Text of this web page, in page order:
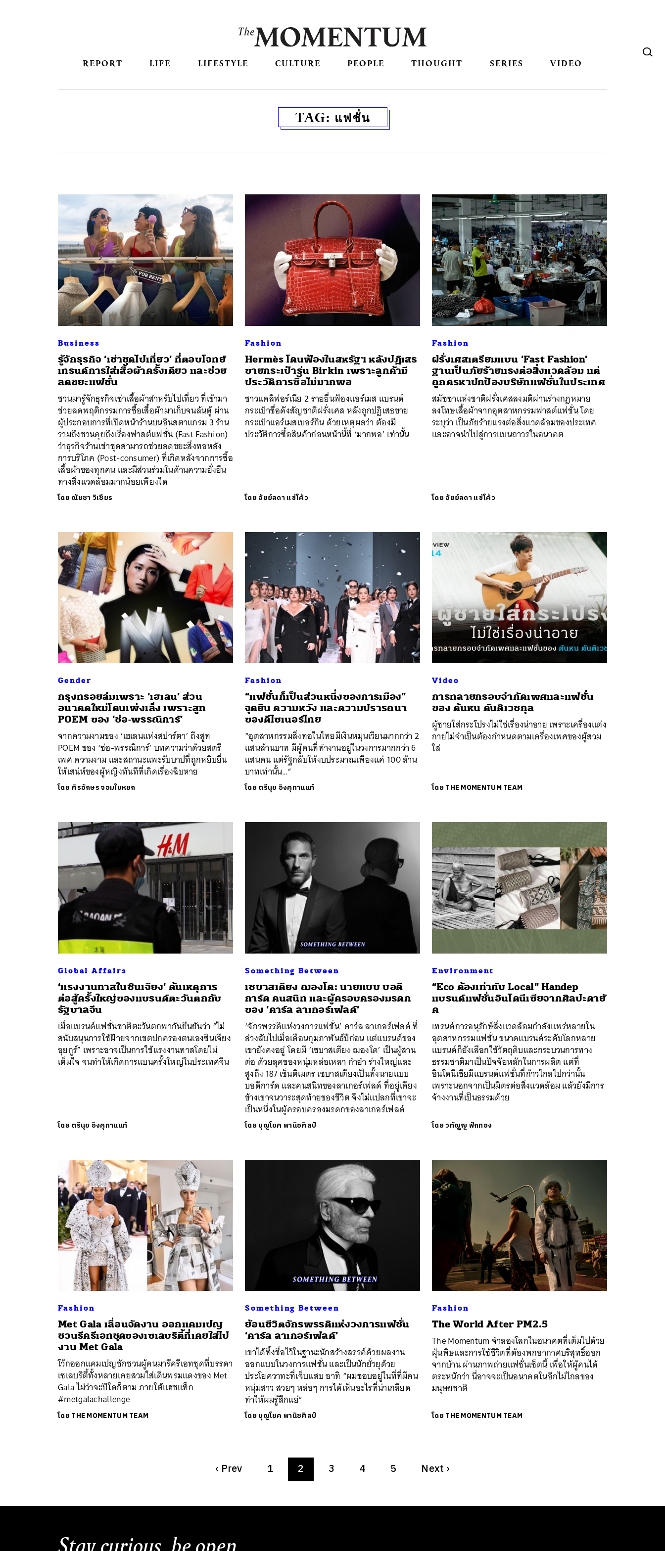
REPORT LIFE LIFESTYLE CULTURE PEOPLE THOUGHT SERIES VIDEO
TAG: แฟชั่น
Business
รู้จักธุรกิจ ‘เช่าชุดไปเที่ยว’ ที่ตอบโจทย์
เทรนด์การใส่เสื้อผ้าครั้งเดียว และช่วย
ลดขยะแฟชั่น
ชวนมารู้จักธุรกิจเช่าเสื้อผ้าสำหรับไปเที่ยว ที่เข้ามา
ช่วยลดพฤติกรรมการซื้อเสื้อผ้ามาเก็บจนล้นตู้ ผ่าน
ผู้ประกอบการที่เปิดหน้าร้านบนอินสตาแกรม 3 ร้าน
รวมถึงชวนคุยถึงเรื่องฟาสต์แฟชั่น (Fast Fashion)
ว่าธุรกิจร้านเช่าชุดสามารถช่วยลดขยะสิ่งทอหลัง
การบริโภค (Post-consumer) ที่เกิดหลังจากการซื้อ
เสื้อผ้าของทุกคน และมีส่วนร่วมในด้านความยั่งยืน
ทางสิ่งแวดล้อมมากน้อยเพียงใด
โดย ณัชชา วิเชียร
Fashion
Hermès โดนฟ้องในสหรัฐฯ หลังปฏิเสธ
ขายกระเป๋ารุ่น Birkin เพราะลูกค้ามี
ประวัติการซื้อไม่มากพอ
ชาวแคลิฟอร์เนีย 2 รายยื่นฟ้องแอร์เมส แบรนด์
กระเป๋าชื่อดังสัญชาติฝรั่งเศส หลังถูกปฏิเสธขาย
กระเป๋าแอร์เมสเบอร์กิน ด้วยเหตุผลว่า ต้องมี
ประวัติการซื้อสินค้าก่อนหน้านี้ที่ ‘มากพอ’ เท่านั้น
โดย อัยย์ลดา แซ่โค้ว
Fashion
ฝรั่งเศสเตรียมแบน ‘Fast Fashion’
ฐานเป็นภัยร้ายแรงต่อสิ่งแวดล้อม แต่
ถูกครหาปกป้องบริษัทแฟชั่นในประเทศ
สมัชชาแห่งชาติฝรั่งเศสลงมติผ่านร่างกฎหมาย
ลงโทษเสื้อผ้าจากอุตสาหกรรมฟาสต์แฟชั่น โดย
ระบุว่า เป็นภัยร้ายแรงต่อสิ่งแวดล้อมของประเทศ
และอาจนำไปสู่การแบนถาวรในอนาคต
โดย อัยย์ลดา แซ่โค้ว
Gender
กรุงทรอยล่มเพราะ ‘เฮเลน’ ส่วน
อนาคตใหม่โดนเพ่งเล็ง เพราะสูท
POEM ของ ‘ช่อ-พรรณิการ์’
จากความงามของ ‘เฮเลนแห่งสปาร์ตา’ ถึงสูท
POEM ของ ‘ช่อ-พรรณิการ์’ บทความว่าด้วยสตรี
เพศ ความงาม และสถานะแพะรับบาปที่ถูกหยิบยื่น
ให้เสน่ห์ของผู้หญิงทันทีที่เกิดเรื่องฉิบหาย
โดย ศิรอักษร จอมใบหยก
Fashion
“แฟชั่นก็เป็นส่วนหนึ่งของการเมือง”
จุดยืน ความหวัง และความปรารถนา
ของดีไซเนอร์ไทย
“อุตสาหกรรมสิ่งทอในไทยมีเงินหมุนเวียนมากกว่า 2
แสนล้านบาท มีผู้คนที่ทำงานอยู่ในวงการมากกว่า 6
แสนคน แต่รัฐกลับให้งบประมาณเพียงแค่ 100 ล้าน
บาทเท่านั้น…”
โดย ตรีนุช อิงคุทานนท์
Video
การทลายกรอบจำกัดเพศและแฟชั่น
ของ ต้นหน ตันติเวชกุล
ผู้ชายใส่กระโปรงไม่ใช่เรื่องน่าอาย เพราะเครื่องแต่ง
กายไม่จำเป็นต้องกำหนดตามเครื่องเพศของผู้สวม
ใส่
โดย THE MOMENTUM TEAM
Global Affairs
‘แรงงานทาสในซินเจียง’ ต้นเหตุการ
ต่อสู้ครั้งใหญ่ของแบรนด์ตะวันตกกับ
รัฐบาลจีน
เมื่อแบรนด์แฟชั่นชาติตะวันตกพากันยืนยันว่า “ไม่
สนับสนุนการใช้ฝ้ายจากเขตปกครองตนเองซินเจียง
อุยกูร์” เพราะอาจเป็นการใช้แรงงานทาสโดยไม่
เต็มใจ จนทำให้เกิดการแบนครั้งใหญ่ในประเทศจีน
โดย ตรีนุช อิงคุทานนท์
Something Between
เซบาสเตียง ฌองโด: นายแบบ บอดี
การ์ด คนสนิท และผู้ครอบครองมรดก
ของ ‘คาร์ล ลาเกอร์เฟลด์’
‘จักรพรรดิแห่งวงการแฟชั่น’ คาร์ล ลาเกอร์เฟลด์ ที่
ล่วงลับไปเมื่อเดือนกุมภาพันธ์ปีก่อน แต่แบรนด์ของ
เขายังคงอยู่ โดยมี ‘เซบาสเตียง ฌองโด’ เป็นผู้สาน
ต่อ ด้วยลุคของหนุ่มหล่อเหลา กำยำ ร่างใหญ่และ
สูงถึง 187 เซ็นติเมตร เซบาสเตียงเป็นทั้งนายแบบ
บอดีการ์ด และคนสนิทของลาเกอร์เฟลด์ ที่อยู่เคียง
ข้างเขาจนวาระสุดท้ายของชีวิต จึงไม่แปลกที่เขาจะ
เป็นหนึ่งในผู้ครอบครองมรดกของลาเกอร์เฟลด์
โดย บุญโชค พานิชศิลป์
Environment
“Eco ต้องเท่ากับ Local” Handep
แบรนด์แฟชั่นอินโดนีเซียจากศิลปะดายั
ค
เทรนด์การอนุรักษ์สิ่งแวดล้อมกำลังแพร่หลายใน
อุตสาหกรรมแฟชั่น ขนาดแบรนด์ระดับโลกหลาย
แบรนด์ก็ยังเลือกใช้วัตถุดิบและกระบวนการทาง
ธรรมชาติมาเป็นปัจจัยหลักในการผลิต แต่ที่
อินโดนีเซียมีแบรนด์แฟชั่นที่ก้าวไกลไปกว่านั้น
เพราะนอกจากเป็นมิตรต่อสิ่งแวดล้อม แล้วยังมีการ
จ้างงานที่เป็นธรรมด้วย
โดยวทัญญู ฟักทอง
Fashion
Met Gala เลื่อนจัดงาน ออกแคมเปญ
ชวนรีครีเอทชุดของเซเลบริตี้ที่เคยใส่ไป
งาน Met Gala
โว้กออกแคมเปญชักชวนผู้คนมารีครีเอทชุดที่บรรดา
เซเลบริตี้ทั้งหลายเคยสวมใส่เดินพรมแดงของ Met
Gala ไม่ว่าจะปีใดก็ตาม ภายใต้แฮชแท็ก
#metgalachallenge
โดย THE MOMENTUM TEAM
Something Between
ย้อนชีวิตจักรพรรดิแห่งวงการแฟชั่น
‘คาร์ล ลาเกอร์เฟลด์’
เขาได้ทิ้งชื่อไว้ในฐานะนักสร้างสรรค์ด้วยผลงาน
ออกแบบในวงการแฟชั่น และเป็นนักยั่วยุด้วย
ประโยควาทะที่เจ็บแสบ อาทิ “ผมชอบอยู่ในที่ที่มีคน
หนุ่มสาว สวยๆ หล่อๆ การได้เห็นอะไรที่น่าเกลียด
ทำให้ผมรู้สึกแย่”
โดย บุญโชค พานิชศิลป์
Fashion
The World After PM2.5
The Momentum จำลองโลกในอนาคตที่เต็มไปด้วย
ฝุ่นพิษและการใช้ชีวิตที่ต้องพกอากาศบริสุทธิ์ออก
จากบ้าน ผ่านภาพถ่ายแฟชั่นเซ็ตนี้ เพื่อให้ผู้คนได้
ตระหนักว่า นี่อาจจะเป็นอนาคตในอีกไม่ไกลของ
มนุษยชาติ
โดย THE MOMENTUM TEAM
‹ Prev 1 2 3 4 5 Next ›
ค้นหา
SHARE TWEET LINE EMAIL